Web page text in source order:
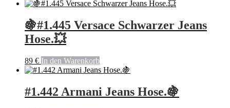
🍇#1.445 Versace Schwarzer Jeans
Hose.💥
89 € In den Warenkorb
#1.442 Armani Jeans Hose.🍇